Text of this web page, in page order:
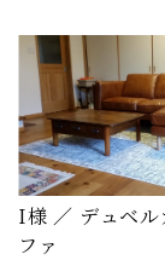
I様 ／ デュベル
ファ